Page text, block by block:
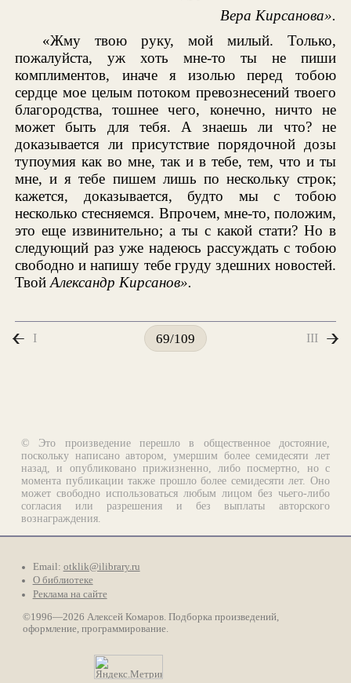
Вера Кирсанова».
«Жму твою руку, мой милый. Только,
пожалуйста, уж хоть мне-то ты не пиши
комплиментов, иначе я изолью перед тобою
сердце мое целым потоком превознесений твоего
благородства, тошнее чего, конечно, ничто не
может быть для тебя. А знаешь ли что? не
доказывается ли присутствие порядочной дозы
тупоумия как во мне, так и в тебе, тем, что и ты
мне, и я тебе пишем лишь по нескольку строк;
кажется, доказывается, будто мы с тобою
несколько стесняемся. Впрочем, мне-то, положим,
это еще извинительно; а ты с какой стати? Но в
следующий раз уже надеюсь рассуждать с тобою
свободно и напишу тебе груду здешних новостей.
ТвойАлександр Кирсанов».
I 69/109 III
© Это произведение перешло в общественное достояние,
поскольку написано автором, умершим более семидесяти лет
назад, и опубликовано прижизненно, либо посмертно, но с
момента публикации также прошло более семидесяти лет. Оно
может свободно использоваться любым лицом без чьего-либо
согласия или разрешения и без выплаты авторского
вознаграждения.
Email: otklik@ilibrary.ru
О библиотеке
Реклама на сайте
©1996—2026 Алексей Комаров. Подборка произведений,
оформление, программирование.